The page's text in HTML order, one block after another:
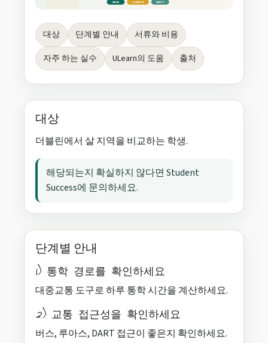
AREAS COMMUTE SAFETY
대상 단계별 안내
서류와 비용
자주 하는 실수
ULearn의 도움 출처
대상
더블린에서 살 지역을 비교하는 학생.
해당되는지 확실하지 않다면 Student
Success에 문의하세요.
단계별 안내
1) 통학 경로를 확인하세요
대중교통 도구로 하루 통학 시간을 계산하세요.
2) 교통 접근성을 확인하세요
버스, 루아스, DART 접근이 좋은지 확인하세요.